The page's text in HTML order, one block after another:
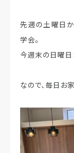
先週の土曜日
学会。
今週末の日曜日
なので、毎日お